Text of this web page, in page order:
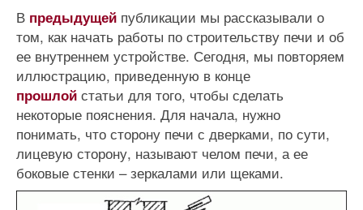
В предыдущей публикации мы рассказывали о
том, как начать работы по строительству печи и об
ее внутреннем устройстве. Сегодня, мы повторяем
иллюстрацию, приведенную в конце
прошлой статьи для того, чтобы сделать
некоторые пояснения. Для начала, нужно
понимать, что сторону печи с дверками, по сути,
лицевую сторону, называют челом печи, а ее
боковые стенки – зеркалами или щеками.